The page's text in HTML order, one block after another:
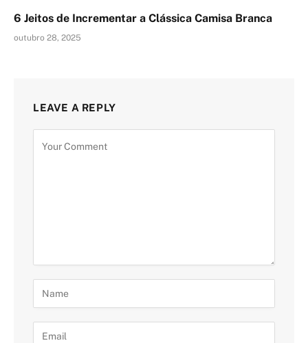
6 Jeitos de Incrementar a Clássica Camisa Branca
outubro 28, 2025
LEAVE A REPLY